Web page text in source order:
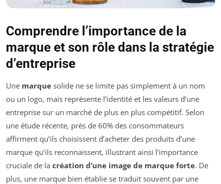
Comprendre l’importance de la
marque et son rôle dans la stratégie
d’entreprise
Une marque solide ne se limite pas simplement à un nom
ou un logo, mais représente l’identité et les valeurs d’une
entreprise sur un marché de plus en plus compétitif. Selon
une étude récente, près de 60% des consommateurs
affirment qu’ils choisissent d’acheter des produits d’une
marque qu’ils reconnaissent, illustrant ainsi l’importance
cruciale de la création d’une image de marque forte. De
plus, une marque bien établie se traduit souvent par une